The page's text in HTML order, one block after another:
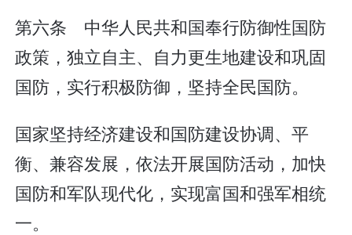
第六条 中华人民共和国奉行防御性国防
政策，独立自主、自力更生地建设和巩固
国防，实行积极防御，坚持全民国防。
国家坚持经济建设和国防建设协调、平
衡、兼容发展，依法开展国防活动，加快
国防和军队现代化，实现富国和强军相统
一。